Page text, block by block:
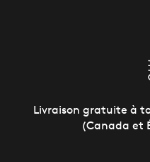
Livraison gratuite à
(Canada et